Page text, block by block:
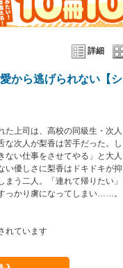
詳細
から逃げられない【シ
た上司は、高校の同級生・次人
次人が梨香は苦手だった。し
ない仕事をさせてやる」と大人
い優しさに梨香はドキドキが抑
う二人。「連れて帰りたい」
っかり虜になってしまい……。
れています